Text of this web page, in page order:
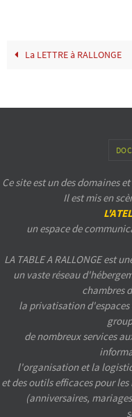
La LETTRE à RALLONGE
Ce site est un des domaines
Il est mis en
un espace de
LA TABLE A RALLONGE est
un vaste réseau
chambres
la privatisation d'espaces
de nombreux services
l'organisation et la
et des outils efficaces pour
(anniversaires,